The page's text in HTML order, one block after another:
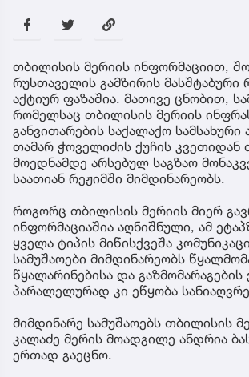
თბილისის მერიის ინფორმაციით,
რუსთაველის გამზირის მასშტაბური
აქტიურ ფაზაშია. მათივე ცნობით,
რომელსაც თბილისის მერიის
განვითარების საქალაქო
თამარ ჭოველიძის ქუჩის კვეთიდან
მოედნამდე არსებულ საგზაო
საათიან რეჟიმში მიმდინარეობს.
როგორც თბილისის მერიის მიერ
ინფორმაციაშია აღნიშნული, ამ
ყველა ტიპის მიწისქვეშა
სამუშაოები მიმდინარეობს
წყალარინებისა და გაზმომარაგების
პარალელურად კი ეწყობა
მიმდინარე სამუშაოებს თბილისის
კალაძე მერის მოადგილე ანდრია
ერთად გაეცნო.